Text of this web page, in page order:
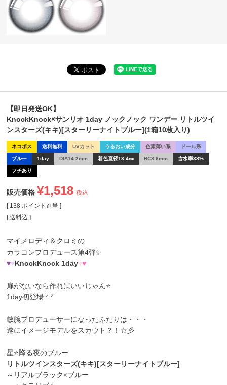
【即日発送OK】
KnockKnock×サンリオ 1day ノックノック ワンデー リトルツイ
ンスターズ(キキ)[スターリーナイトブルー](1箱10枚入り)
ネコポス 送料無料 UVカット うるおい成分 色素薄い系 ドール系
ブルー 1day DIA14.2mm 着色直径13.4㎜ BC8.6mm 含水率38%
フチあり
販売価格 ¥1,518 税込
[ 138 ポイント進呈 ]
送料込
マイメロディ＆クロミの
カラコンプロデュース第4弾✨
♥♥KnockKnock 1day♥♥
扉がないなら作ればいいじゃん⭐
1day初登場.ᐟ.ᐟ
敏腕プロデューサーになったふたりは・・・
遂にイメージモデルをスカウト？！☆彡
星⭐降る夜のブルー
リトルツインスターズ(キキ)[スターリーナイトブルー]
～リアルブラック×ブルー